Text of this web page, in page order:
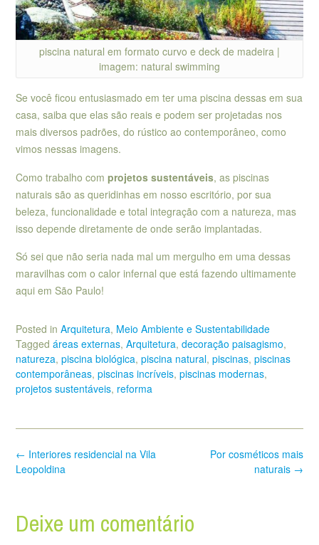
piscina natural em formato curvo e deck de madeira |
imagem: natural swimming
Se você ficou entusiasmado em ter uma piscina dessas em sua
casa, saiba que elas são reais e podem ser projetadas nos
mais diversos padrões, do rústico ao contemporâneo, como
vimos nessas imagens.
Como trabalho com projetos sustentáveis, as piscinas
naturais são as queridinhas em nosso escritório, por sua
beleza, funcionalidade e total integração com a natureza, mas
isso depende diretamente de onde serão implantadas.
Só sei que não seria nada mal um mergulho em uma dessas
maravilhas com o calor infernal que está fazendo ultimamente
aqui em São Paulo!
Posted in Arquitetura, Meio Ambiente e Sustentabilidade
Tagged áreas externas, Arquitetura, decoração paisagismo,
natureza, piscina biológica, piscina natural, piscinas, piscinas
contemporâneas, piscinas incríveis, piscinas modernas,
projetos sustentáveis, reforma
Post
navigation
Por cosméticos mais
naturais →
← Interiores residencial na Vila
Leopoldina
Deixe um comentário